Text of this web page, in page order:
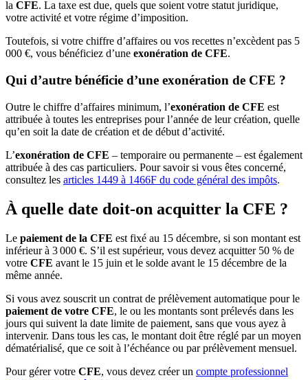
la CFE. La taxe est due, quels que soient votre statut juridique,
votre activité et votre régime d’imposition.
Toutefois, si votre chiffre d’affaires ou vos recettes n’excèdent pas 5
000 €, vous bénéficiez d’une exonération de CFE.
Qui d’autre bénéficie d’une exonération de CFE ?
Outre le chiffre d’affaires minimum, l’exonération de CFE est
attribuée à toutes les entreprises pour l’année de leur création, quelle
qu’en soit la date de création et de début d’activité.
L’exonération de CFE – temporaire ou permanente – est également
attribuée à des cas particuliers. Pour savoir si vous êtes concerné,
consultez les articles 1449 à 1466F du code général des impôts.
À quelle date doit-on acquitter la CFE ?
Le paiement de la CFE est fixé au 15 décembre, si son montant est
inférieur à 3 000 €. S’il est supérieur, vous devez acquitter 50 % de
votre CFE avant le 15 juin et le solde avant le 15 décembre de la
même année.
Si vous avez souscrit un contrat de prélèvement automatique pour le
paiement de votre CFE, le ou les montants sont prélevés dans les
jours qui suivent la date limite de paiement, sans que vous ayez à
intervenir. Dans tous les cas, le montant doit être réglé par un moyen
dématérialisé, que ce soit à l’échéance ou par prélèvement mensuel.
Pour gérer votre CFE, vous devez créer un compte professionnel